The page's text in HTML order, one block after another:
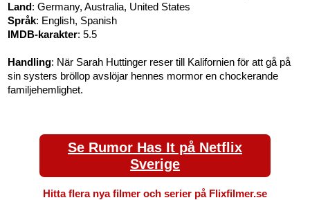
Land: Germany, Australia, United States
Språk: English, Spanish
IMDB-karakter: 5.5
Handling: När Sarah Huttinger reser till Kalifornien för att gå på
sin systers bröllop avslöjar hennes mormor en chockerande
familjehemlighet.
Se Rumor Has It på Netflix
Sverige
Hitta flera nya filmer och serier på Flixfilmer.se